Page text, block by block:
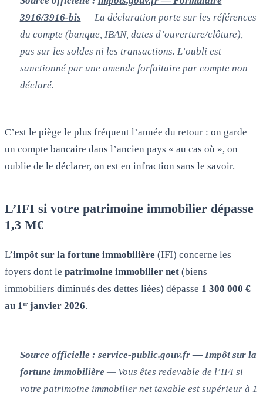
3916/3916-bis — La déclaration porte sur les références
du compte (banque, IBAN, dates d’ouverture/clôture),
pas sur les soldes ni les transactions. L’oubli est
sanctionné par une amende forfaitaire par compte non
déclaré.
C’est le piège le plus fréquent l’année du retour : on garde
un compte bancaire dans l’ancien pays « au cas où », on
oublie de le déclarer, on est en infraction sans le savoir.
L’IFI si votre patrimoine immobilier dépasse
1,3 M€
L’impôt sur la fortune immobilière (IFI) concerne les
foyers dont le patrimoine immobilier net (biens
immobiliers diminués des dettes liées) dépasse 1 300 000 €
au 1ᵉʳ janvier 2026.
Source officielle : service-public.gouv.fr — Impôt sur la
fortune immobilière — Vous êtes redevable de l’IFI si
votre patrimoine immobilier net taxable est supérieur à 1